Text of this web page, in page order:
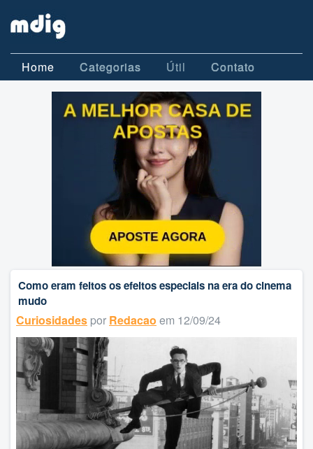
Home Categorias Útil Contato
Como eram feitos os efeitos especiais na era do cinema
mudo
Curiosidades por Redacao em 12/09/24